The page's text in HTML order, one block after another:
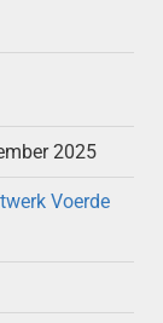
2025
Voerde